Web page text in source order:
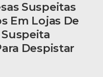
Suspeitas
Em Lojas De
Despistar